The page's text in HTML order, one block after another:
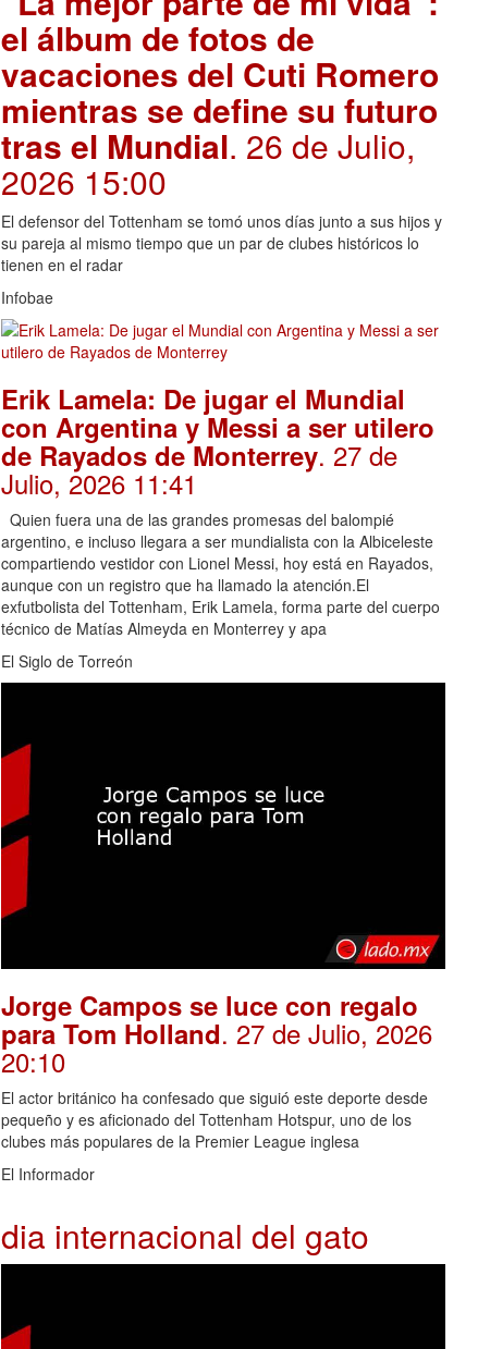
el álbum de fotos de
vacaciones del Cuti Romero
mientras se define su futuro
tras el Mundial. 26 de Julio,
2026 15:00
El defensor del Tottenham se tomó unos días junto a sus hijos y
su pareja al mismo tiempo que un par de clubes históricos lo
tienen en el radar
Infobae
Erik Lamela: De jugar el Mundial
con Argentina y Messi a ser utilero
de Rayados de Monterrey. 27 de
Julio, 2026 11:41
Quien fuera una de las grandes promesas del balompié
argentino, e incluso llegara a ser mundialista con la Albiceleste
compartiendo vestidor con Lionel Messi, hoy está en Rayados,
aunque con un registro que ha llamado la atención.El
exfutbolista del Tottenham, Erik Lamela, forma parte del cuerpo
técnico de Matías Almeyda en Monterrey y apa
El Siglo de Torreón
Jorge Campos se luce con regalo
para Tom Holland. 27 de Julio, 2026
20:10
El actor británico ha confesado que siguió este deporte desde
pequeño y es aficionado del Tottenham Hotspur, uno de los
clubes más populares de la Premier League inglesa
El Informador
dia internacional del gato